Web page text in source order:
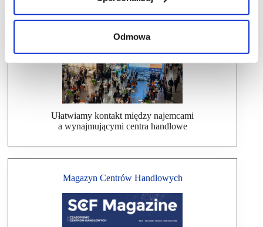
Odmowa
Dlaczego warto wziąć udział w SCF?
Ułatwiamy kontakt między najemcami
a wynajmującymi centra handlowe
Magazyn Centrów Handlowych